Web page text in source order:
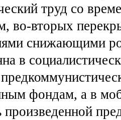
труд со
во-вторых
снижающими
в
фондам, а в